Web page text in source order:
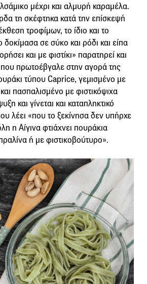
μέχρι και αλμυρή καραμέλα.
τη σκέφτηκα κατά την επίσκεψή
τροφίμων, το ίδιο και το
δοκίμασα σε σύκο και ρόδι και είπα
και με φιστίκι» παρατηρεί και
πρωτοέβγαλε στην αγορά της
τύπου Caprice, γεμισμένο με
πασπαλισμένο με φιστικόψιχα
και γίνεται και καταπληκτικό
λέει «που το ξεκίνησα δεν υπήρχε
η Αίγινα φτιάχνει πουράκια
ή με φιστικοβούτυρο».